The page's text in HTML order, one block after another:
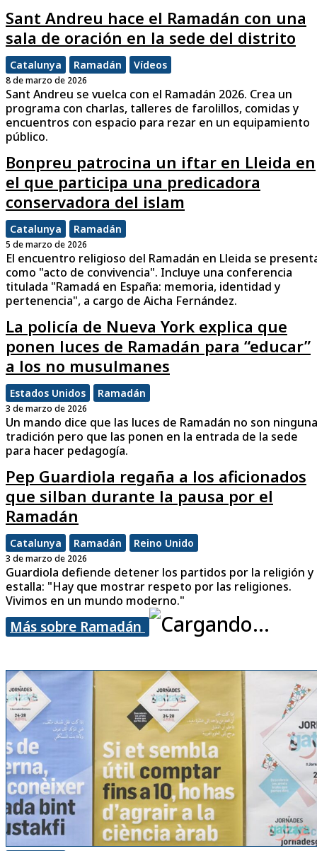
Sant Andreu hace el Ramadán con una
sala de oración en la sede del distrito
Catalunya Ramadán Vídeos
8 de marzo de 2026
Sant Andreu se vuelca con el Ramadán 2026. Crea un
programa con charlas, talleres de farolillos, comidas y
encuentros con espacio para rezar en un equipamiento
público.
Bonpreu patrocina un iftar en Lleida en
el que participa una predicadora
conservadora del islam
Catalunya Ramadán
5 de marzo de 2026
El encuentro religioso del Ramadán en Lleida se
como "acto de convivencia". Incluye una conferencia
titulada "Ramadá en España: memoria, identidad y
pertenencia", a cargo de Aicha Fernández.
La policía de Nueva York explica que
ponen luces de Ramadán para “educar”
a los no musulmanes
Estados Unidos Ramadán
3 de marzo de 2026
Un mando dice que las luces de Ramadán no son ninguna
tradición pero que las ponen en la entrada de la sede
para hacer pedagogía.
Pep Guardiola regaña a los aficionados
que silban durante la pausa por el
Ramadán
Catalunya Ramadán Reino Unido
3 de marzo de 2026
Guardiola defiende detener los partidos por la religión y
estalla: "Hay que mostrar respeto por las religiones.
Vivimos en un mundo moderno."
Más sobre Ramadán